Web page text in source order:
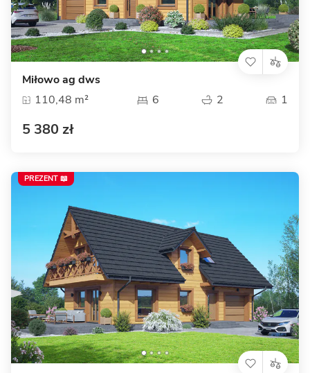
Miłowo ag dws
110,48 m²
6 2 1
5 380 zł
PREZENT 📖